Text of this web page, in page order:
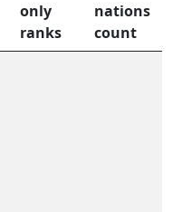
only
ranks
nations
count